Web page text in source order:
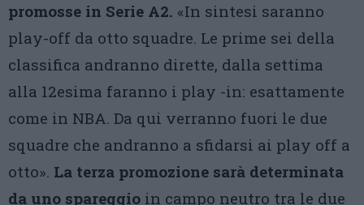
promosse in Serie A2. «In sintesi saranno
play-off da otto squadre. Le prime sei della
classifica andranno dirette, dalla settima
alla 12esima faranno i play -in: esattamente
come in NBA. Da qui verranno fuori le due
squadre che andranno a sfidarsi ai play off a
otto». La terza promozione sarà determinata
da uno spareggio in campo neutro tra le due